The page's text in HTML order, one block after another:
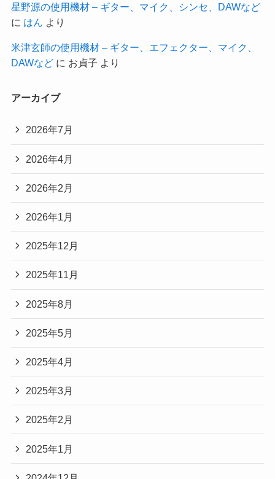
星野源の使用機材 – ギター、マイク、シンセ、DAWなど
に はん より
米津玄師の使用機材 – ギター、エフェクター、マイク、
DAWなどに お貞子 より
アーカイブ
2026年7月
2026年4月
2026年2月
2026年1月
2025年12月
2025年11月
2025年8月
2025年5月
2025年4月
2025年3月
2025年2月
2025年1月